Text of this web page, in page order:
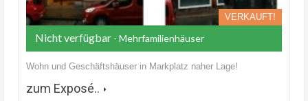
VERKAUFT!
Nicht verfügbar - Mehrfamilienhäuser
Wohn und Geschäftshäuser in Markplatz naher Lage!
zum Exposé..